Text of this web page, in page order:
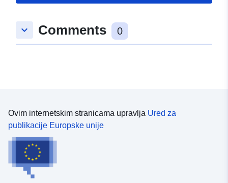
keyboard_arrow_down Comments 0
Ovim internetskim stranicama upravlja Ured za
publikacije Europske unije